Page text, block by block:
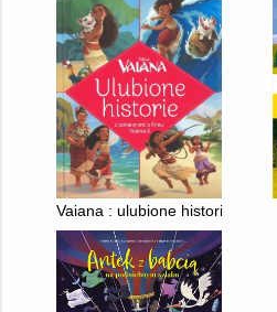
Vaiana : ulubione historie